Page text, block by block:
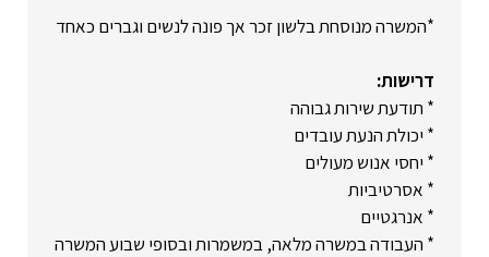
*המשרה מנוסחת בלשון זכר אך פונה לנשים וגברים כאחד
דרישות:
* תודעת שירות גבוהה
* יכולת הנעת עובדים
* יחסי אנוש מעולים
* אסרטיביות
* אנרגטיים
* העבודה במשרה מלאה, במשמרות ובסופי שבוע המשרה